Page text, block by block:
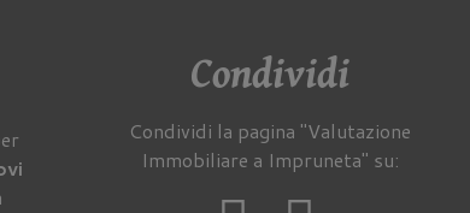
Condividi
Condividi la pagina "Valutazione
Immobiliare a Impruneta" su: